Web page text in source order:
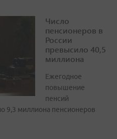
Число
пенсионеров в
России
превысило 40,5
миллиона
Ежегодное
повышение
пенсий
9,3 миллиона пенсионеров